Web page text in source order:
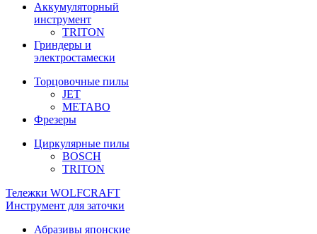
Аккумуляторный
инструмент
TRITON
Гриндеры и
электростамески
Торцовочные пилы
JET
METABO
Фрезеры
Циркулярные пилы
BOSCH
TRITON
Тележки WOLFCRAFT
Инструмент для заточки
Абразивы японские